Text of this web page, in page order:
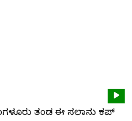
ತಂಡ ಈ ಸಲಾನು ಕಪ್